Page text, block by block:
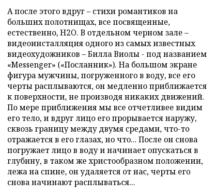
А после этого вдруг – стихи романтиков на
больших полотнищах, все посвященные,
естественно, H2O. В отдельном черном зале –
видеоинсталляция одного из самых известных
видеохудожников – Билла Виолы - под названием
«Messenger» («Посланник»). На большом экране
фигура мужчины, погруженного в воду, все его
черты расплываются, он медленно приближается
к поверхности, не производя никаких движений.
По мере приближения мы все отчетливее видим
его тело, и вдруг лицо его прорывается наружу,
сквозь границу между двумя средами, что-то
отражается в его глазах, но что... После он снова
погружает лицо в воду и начинает опускаться в
глубину, в таком же христообразном положении,
лежа на спине, он удаляется от нас, черты его
снова начинают расплываться...